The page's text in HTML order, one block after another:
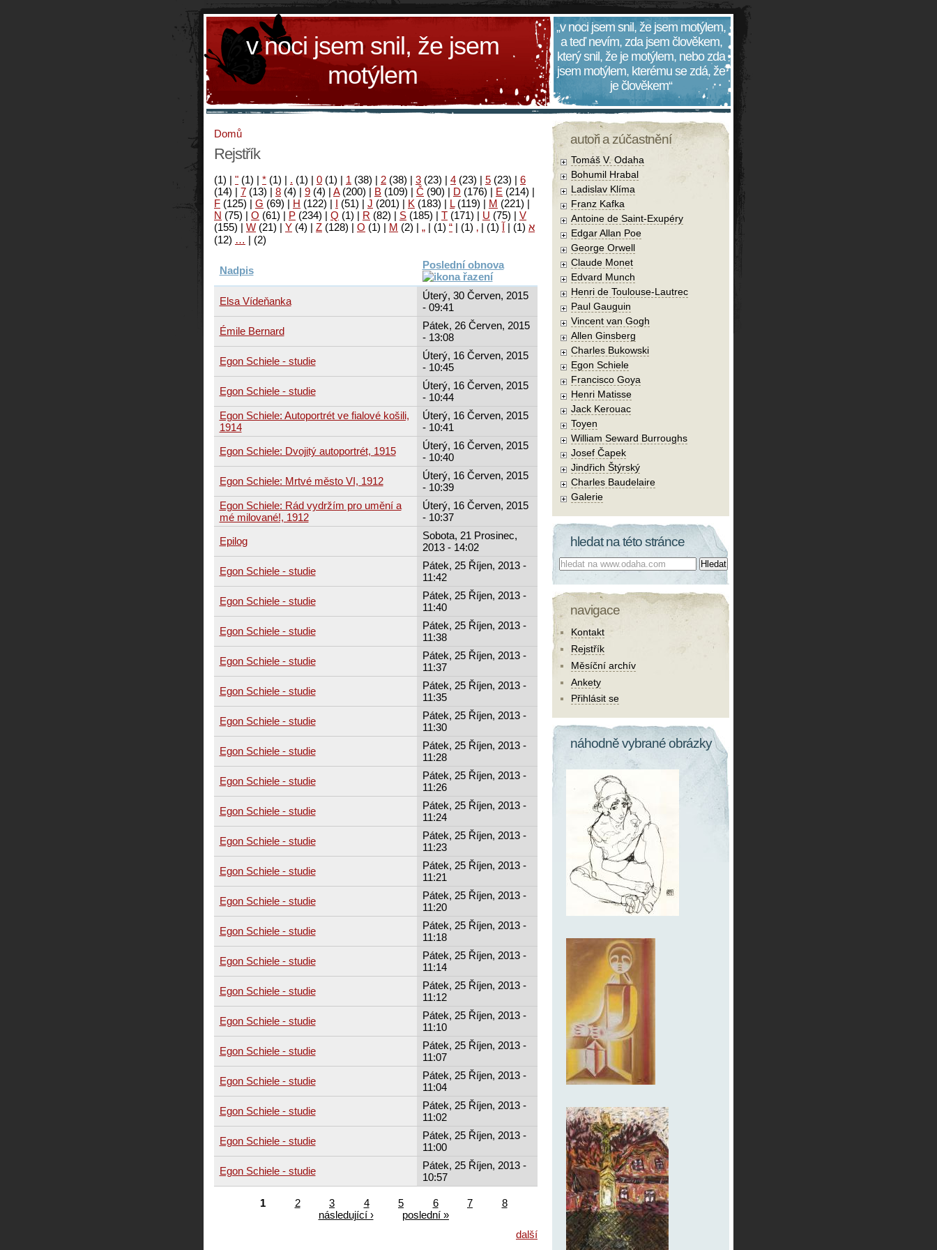
v noci jsem snil, že jsem
motýlem
„v noci jsem snil, že jsem motýlem,
a teď nevím, zda jsem člověkem,
který snil, že je motýlem, nebo zda
jsem motýlem, kterému se zdá, že
je člověkem“
Domů
Rejstřík
(1) | " (1) | * (1) | . (1) | 0 (1) | 1 (38) | 2 (38) | 3 (23) | 4 (23) | 5 (23) | 6
(14) | 7 (13) | 8 (4) | 9 (4) | A(200) | B (109) | Č (90) | D (176) | E (214) |
F (125) | G (69) | H (122) | I (51) | J (201) | K (183) | L(119) | M (221) |
N (75) | O (61) | P (234) | Q (1) | R (82) | S (185) | T (171) | U (75) | V
(155) | W (21) | Y (4) | Z (128) | Ο (1) | М (2) | א (1)
| آ (1)
|
‚
(1)
|
“
(1)
|
„
(2)
|
…
(12)
Nadpis Poslední obnova
Elsa Vídeňanka
Úterý, 30 Červen, 2015
- 09:41
Émile Bernard
Pátek, 26 Červen, 2015
- 13:08
Egon Schiele - studie
Úterý, 16 Červen, 2015
- 10:45
Egon Schiele - studie
Úterý, 16 Červen, 2015
- 10:44
Egon Schiele: Autoportrét ve fialové košili,
1914
Úterý, 16 Červen, 2015
- 10:41
Egon Schiele: Dvojitý autoportrét, 1915
Úterý, 16 Červen, 2015
- 10:40
Egon Schiele: Mrtvé město VI, 1912
Úterý, 16 Červen, 2015
- 10:39
Egon Schiele: Rád vydržím pro umění a
mé milované!, 1912
Úterý, 16 Červen, 2015
- 10:37
Epilog
Sobota, 21 Prosinec,
2013 - 14:02
Egon Schiele - studie
Pátek, 25 Říjen, 2013 -
11:42
Egon Schiele - studie
Pátek, 25 Říjen, 2013 -
11:40
Egon Schiele - studie
Pátek, 25 Říjen, 2013 -
11:38
Egon Schiele - studie
Pátek, 25 Říjen, 2013 -
11:37
Egon Schiele - studie
Pátek, 25 Říjen, 2013 -
11:35
Egon Schiele - studie
Pátek, 25 Říjen, 2013 -
11:30
Egon Schiele - studie
Pátek, 25 Říjen, 2013 -
11:28
Egon Schiele - studie
Pátek, 25 Říjen, 2013 -
11:26
Egon Schiele - studie
Pátek, 25 Říjen, 2013 -
11:24
Egon Schiele - studie
Pátek, 25 Říjen, 2013 -
11:23
Egon Schiele - studie
Pátek, 25 Říjen, 2013 -
11:21
Egon Schiele - studie
Pátek, 25 Říjen, 2013 -
11:20
Egon Schiele - studie
Pátek, 25 Říjen, 2013 -
11:18
Egon Schiele - studie
Pátek, 25 Říjen, 2013 -
11:14
Egon Schiele - studie
Pátek, 25 Říjen, 2013 -
11:12
Egon Schiele - studie
Pátek, 25 Říjen, 2013 -
11:10
Egon Schiele - studie
Pátek, 25 Říjen, 2013 -
11:07
Egon Schiele - studie
Pátek, 25 Říjen, 2013 -
11:04
Egon Schiele - studie
Pátek, 25 Říjen, 2013 -
11:02
Egon Schiele - studie
Pátek, 25 Říjen, 2013 -
11:00
Egon Schiele - studie
Pátek, 25 Říjen, 2013 -
10:57
1 2 3 4 5 6 7
8
následující ›
poslední »
další
autoři a zúčastnění
Tomáš V. Odaha
Bohumil Hrabal
Ladislav Klíma
Franz Kafka
Antoine de Saint-Exupéry
Edgar Allan Poe
George Orwell
Claude Monet
Edvard Munch
Henri de Toulouse-Lautrec
Paul Gauguin
Vincent van Gogh
Allen Ginsberg
Charles Bukowski
Egon Schiele
Francisco Goya
Henri Matisse
Jack Kerouac
Toyen
William Seward Burroughs
Josef Čapek
Jindřich Štýrský
Charles Baudelaire
Galerie
hledat na této stránce
Co hledat:
navigace
Kontakt
Rejstřík
Měsíční archív
Ankety
Přihlásit se
náhodně vybrané obrázky